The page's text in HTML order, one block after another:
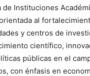
de Instituciones
al
y centros de
científico,
públicas en el
con énfasis en